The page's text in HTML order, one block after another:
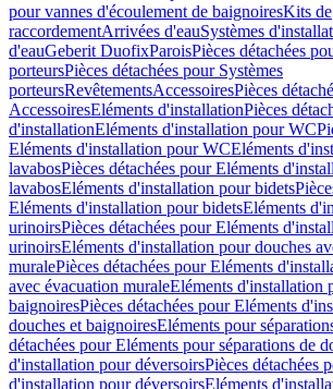
pour vannes d'écoulement de baignoiresKits de
raccordementArrivées d'eauSystèmes
d'eauGeberit DuofixParoisPièces détachées
porteursPièces détachées pour Systèmes
porteursRevêtementsAccessoiresPièces
AccessoiresEléments d'installationPièces
d'installationEléments d'installation pour WC
Eléments d'installation pour WCEléments
lavabosPièces détachées pour Eléments
lavabosEléments d'installation pour bidets
Eléments d'installation pour bidetsEléments
urinoirsPièces détachées pour Eléments
urinoirsEléments d'installation pour douches
muralePièces détachées pour Eléments
avec évacuation muraleEléments d'installation
baignoiresPièces détachées pour Eléments
douches et baignoiresEléments pour
détachées pour Eléments pour séparations de
d'installation pour déversoirsPièces détachées
d'installation pour déversoirsEléments